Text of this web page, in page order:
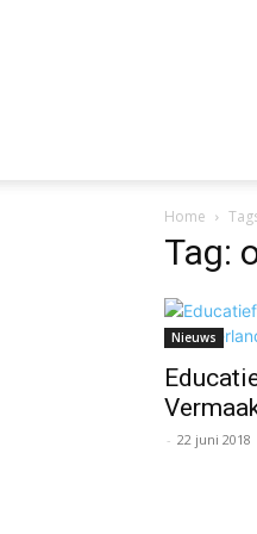
Home
Tag:
Nieuws
- 22 juni 2018